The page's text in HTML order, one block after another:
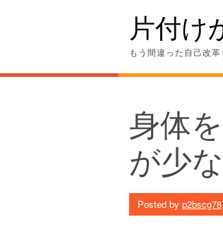
片付け
もう間違った自己改
身体
が少
Posted by p2bscg78